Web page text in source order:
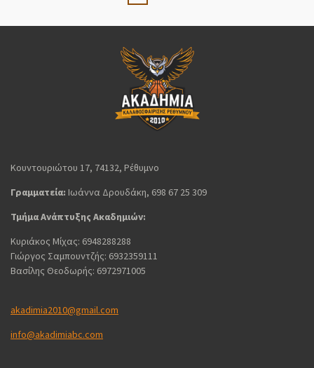
Κουντουριώτου 17, 74132, Ρέθυμνο
Γραμματεία: Ιωάννα Δρουδάκη, 698 67 25 309
Τμήμα Ανάπτυξης Ακαδημιών:
Κυριάκος Μίχας: 6948288288
Γιώργος Σαμπουντζής: 6932359111
Βασίλης Θεοδωρής: 6972971005
akadimia2010@gmail.com
info@akadimiabc.com